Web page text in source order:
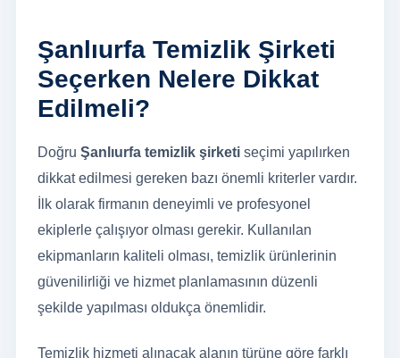
Şanlıurfa Temizlik Şirketi
Seçerken Nelere Dikkat
Edilmeli?
Doğru Şanlıurfa temizlik şirketiseçimi yapılırken
dikkat edilmesi gereken bazı önemli kriterler vardır.
İlk olarak firmanın deneyimli ve profesyonel
ekiplerle çalışıyor olması gerekir. Kullanılan
ekipmanların kaliteli olması, temizlik ürünlerinin
güvenilirliği ve hizmet planlamasının düzenli
şekilde yapılması oldukça önemlidir.
Temizlik hizmeti alınacak alanın türüne göre farklı